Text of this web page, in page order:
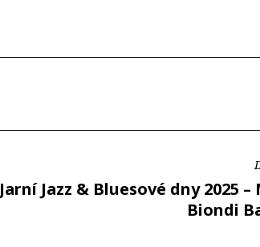
Jarní Jazz & Bluesové dny 2025 –
Biondi